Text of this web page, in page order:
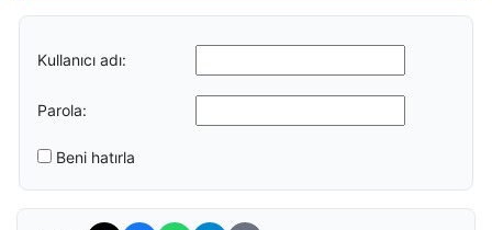
Kullanıcı adı:
Parola:
Beni hatırla